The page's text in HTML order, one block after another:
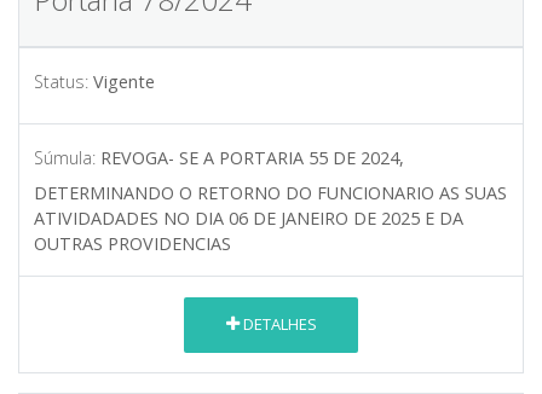
Status: Vigente
Súmula: REVOGA- SE A PORTARIA 55 DE 2024,
DETERMINANDO O RETORNO DO FUNCIONARIO AS SUAS
ATIVIDADADES NO DIA 06 DE JANEIRO DE 2025 E DA
OUTRAS PROVIDENCIAS
DETALHES